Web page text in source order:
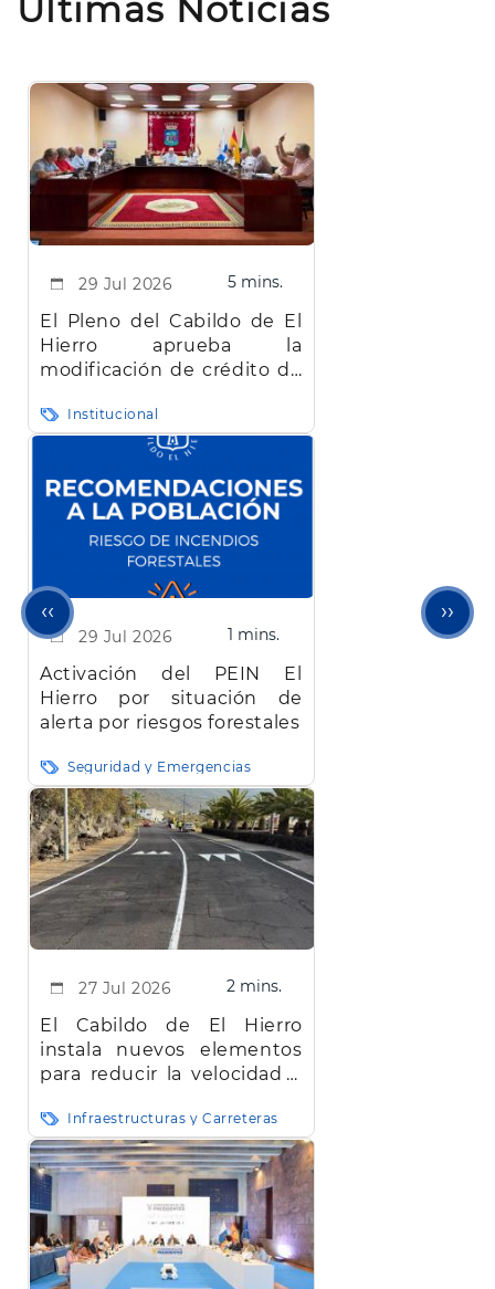
Últimas Noticias
29 Jul 2026 5 mins.
El Pleno del Cabildo de El
Hierro aprueba la
modificación de crédito de
euros bloqueada desde
abril
Institucional
29 Jul 2026 1 mins.
Activación del PEIN El
Hierro por situación de
alerta por riesgos forestales
Seguridad y Emergencias
27 Jul 2026 2 mins.
El Cabildo de El Hierro
instala nuevos elementos
para reducir la velocidad y
la red insular
Infraestructuras y Carreteras
Página
anterior
‹‹ ››